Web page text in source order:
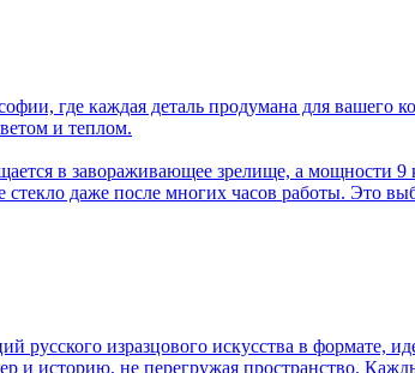
где каждая деталь продумана для
и теплом.
в завораживающее зрелище, а мощности
даже после многих часов работы. Это
изразцового искусства в формате,
и историю, не перегружая пространство.